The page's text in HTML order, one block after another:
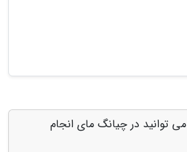
توانید در چیانگ مای انجام